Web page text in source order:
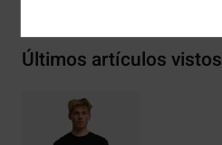
Últimos artículos vistos